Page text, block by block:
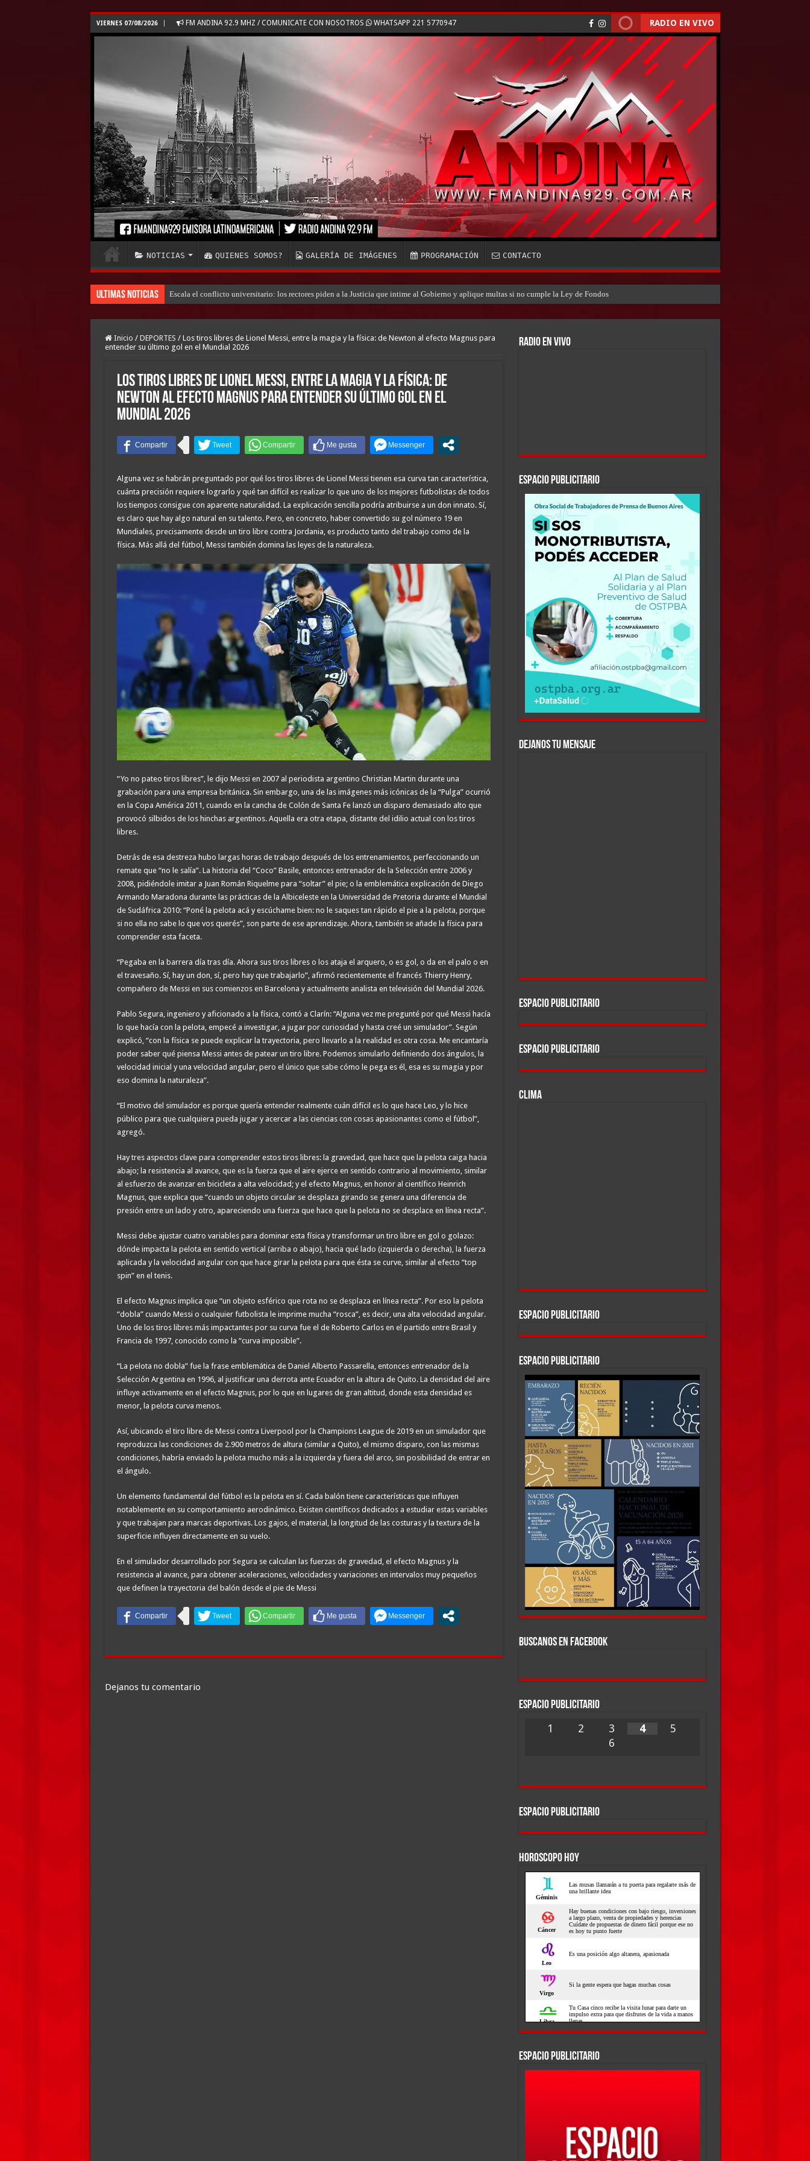
VIERNES 07/08/2026 FM ANDINA 92.9 MHZ / COMUNICATE CON NOSOTROS WHATSAPP 221 5770947 RADIO EN VIVO
NOTICIAS QUIENES SOMOS? GALERÍA DE IMÁGENES PROGRAMACIÓN CONTACTO
Ultimas Noticias Escala el conflicto universitario: los rectores piden a la Justicia que intime al Gobierno y aplique multas si no cumple la Ley de Fondos
Inicio / DEPORTES / Los tiros libres de Lionel Messi, entre la magia y la física: de Newton al efecto Magnus para
entender su último gol en el Mundial 2026
Los tiros libres de Lionel Messi, entre la magia y la física: de
Newton al efecto Magnus para entender su último gol en el
Mundial 2026
Alguna vez se habrán preguntado por qué los tiros libres de Lionel Messi tienen esa curva tan característica,
cuánta precisión requiere lograrlo y qué tan difícil es realizar lo que uno de los mejores futbolistas de todos
los tiempos consigue con aparente naturalidad. La explicación sencilla podría atribuirse a un don innato. Sí,
es claro que hay algo natural en su talento. Pero, en concreto, haber convertido su gol número 19 en
Mundiales, precisamente desde un tiro libre contra Jordania, es producto tanto del trabajo como de la
física. Más allá del fútbol, Messi también domina las leyes de la naturaleza.
“Yo no pateo tiros libres”, le dijo Messi en 2007 al periodista argentino Christian Martin durante una
grabación para una empresa británica. Sin embargo, una de las imágenes más icónicas de la “Pulga” ocurrió
en la Copa América 2011, cuando en la cancha de Colón de Santa Fe lanzó un disparo demasiado alto que
provocó silbidos de los hinchas argentinos. Aquella era otra etapa, distante del idilio actual con los tiros
libres.
Detrás de esa destreza hubo largas horas de trabajo después de los entrenamientos, perfeccionando un
remate que “no le salía”. La historia del “Coco” Basile, entonces entrenador de la Selección entre 2006 y
2008, pidiéndole imitar a Juan Román Riquelme para “soltar” el pie; o la emblemática explicación de Diego
Armando Maradona durante las prácticas de la Albiceleste en la Universidad de Pretoria durante el Mundial
de Sudáfrica 2010: “Poné la pelota acá y escúchame bien: no le saques tan rápido el pie a la pelota, porque
si no ella no sabe lo que vos querés”, son parte de ese aprendizaje. Ahora, también se añade la física para
comprender esta faceta.
“Pegaba en la barrera día tras día. Ahora sus tiros libres o los ataja el arquero, o es gol, o da en el palo o en
el travesaño. Sí, hay un don, sí, pero hay que trabajarlo”, afirmó recientemente el francés Thierry Henry,
compañero de Messi en sus comienzos en Barcelona y actualmente analista en televisión del Mundial 2026.
Pablo Segura, ingeniero y aficionado a la física, contó a Clarín: “Alguna vez me pregunté por qué Messi hacía
lo que hacía con la pelota, empecé a investigar, a jugar por curiosidad y hasta creé un simulador”. Según
explicó, “con la física se puede explicar la trayectoria, pero llevarlo a la realidad es otra cosa. Me encantaría
poder saber qué piensa Messi antes de patear un tiro libre. Podemos simularlo definiendo dos ángulos, la
velocidad inicial y una velocidad angular, pero el único que sabe cómo le pega es él, esa es su magia y por
eso domina la naturaleza”.
“El motivo del simulador es porque quería entender realmente cuán difícil es lo que hace Leo, y lo hice
público para que cualquiera pueda jugar y acercar a las ciencias con cosas apasionantes como el fútbol”,
agregó.
Hay tres aspectos clave para comprender estos tiros libres: la gravedad, que hace que la pelota caiga hacia
abajo; la resistencia al avance, que es la fuerza que el aire ejerce en sentido contrario al movimiento, similar
al esfuerzo de avanzar en bicicleta a alta velocidad; y el efecto Magnus, en honor al científico Heinrich
Magnus, que explica que “cuando un objeto circular se desplaza girando se genera una diferencia de
presión entre un lado y otro, apareciendo una fuerza que hace que la pelota no se desplace en línea recta”.
Messi debe ajustar cuatro variables para dominar esta física y transformar un tiro libre en gol o golazo:
dónde impacta la pelota en sentido vertical (arriba o abajo), hacia qué lado (izquierda o derecha), la fuerza
aplicada y la velocidad angular con que hace girar la pelota para que ésta se curve, similar al efecto “top
spin” en el tenis.
El efecto Magnus implica que “un objeto esférico que rota no se desplaza en línea recta”. Por eso la pelota
“dobla” cuando Messi o cualquier futbolista le imprime mucha “rosca”, es decir, una alta velocidad angular.
Uno de los tiros libres más impactantes por su curva fue el de Roberto Carlos en el partido entre Brasil y
Francia de 1997, conocido como la “curva imposible”.
“La pelota no dobla” fue la frase emblemática de Daniel Alberto Passarella, entonces entrenador de la
Selección Argentina en 1996, al justificar una derrota ante Ecuador en la altura de Quito. La densidad del aire
influye activamente en el efecto Magnus, por lo que en lugares de gran altitud, donde esta densidad es
menor, la pelota curva menos.
Así, ubicando el tiro libre de Messi contra Liverpool por la Champions League de 2019 en un simulador que
reproduzca las condiciones de 2.900 metros de altura (similar a Quito), el mismo disparo, con las mismas
condiciones, habría enviado la pelota mucho más a la izquierda y fuera del arco, sin posibilidad de entrar en
el ángulo.
Un elemento fundamental del fútbol es la pelota en sí. Cada balón tiene características que influyen
notablemente en su comportamiento aerodinámico. Existen científicos dedicados a estudiar estas variables
y que trabajan para marcas deportivas. Los gajos, el material, la longitud de las costuras y la textura de la
superficie influyen directamente en su vuelo.
En el simulador desarrollado por Segura se calculan las fuerzas de gravedad, el efecto Magnus y la
resistencia al avance, para obtener aceleraciones, velocidades y variaciones en intervalos muy pequeños
que definen la trayectoria del balón desde el pie de Messi
Dejanos tu comentario
RADIO EN VIVO
ESPACIO PUBLICITARIO
DEJANOS TU MENSAJE
ESPACIO PUBLICITARIO
ESPACIO PUBLICITARIO
CLIMA
ESPACIO PUBLICITARIO
ESPACIO PUBLICITARIO
BUSCANOS EN FACEBOOK
ESPACIO PUBLICITARIO
1 2 3 4
5
6
ESPACIO PUBLICITARIO
HOROSCOPO HOY
ESPACIO PUBLICITARIO